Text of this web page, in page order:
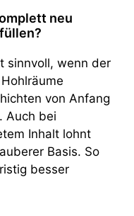
neu
sinnvoll, wenn der
von Anfang
Auch bei
Inhalt lohnt
Basis. So
besser